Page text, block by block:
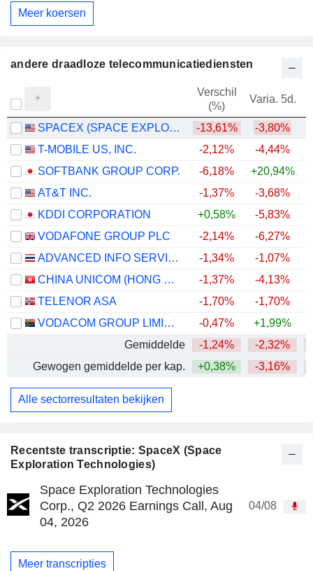
Recentste transcriptie: SpaceX (Space
Exploration Technologies)
Space Exploration Technologies
Corp., Q2 2026 Earnings Call, Aug
04, 2026
04/08
Meer transcripties
Meer koersen
andere draadloze telecommunicatiediensten
Verschil
(%)
Varia. 5d.
SPACEX (SPACE EXPLORATION TECHNOLOGIES) -13,61%
-3,80%
T-MOBILE US, INC.
-2,12% -4,44%
SOFTBANK GROUP CORP.
-6,18% +20,94%
AT&T INC.
-1,37% -3,68%
KDDI CORPORATION
+0,58% -5,83%
VODAFONE GROUP PLC
-2,14% -6,27%
ADVANCED INFO SERVICE
-1,34% -1,07%
CHINA UNICOM (HONG KONG) LIMITED
-1,37% -4,13%
TELENOR ASA
-1,70% -1,70%
VODACOM GROUP LIMITED
-0,47% +1,99%
Gemiddelde
-1,24% -2,32%
Gewogen gemiddelde per kap.
+0,38% -3,16%
Alle sectorresultaten bekijken